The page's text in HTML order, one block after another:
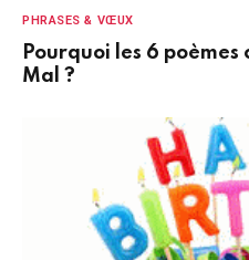
PHRASES & VŒUX
Pourquoi les 6 poèmes
Mal ?